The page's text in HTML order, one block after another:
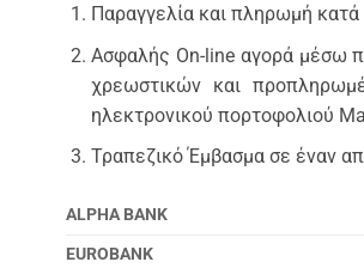
Παραγγελία και πληρωμή
Ασφαλής On-line αγορά μέσω
χρεωστικών και
ηλεκτρονικού πορτοφολιού
Τραπεζικό Έμβασμα σε έναν
ALPHA BANK
EUROBANK